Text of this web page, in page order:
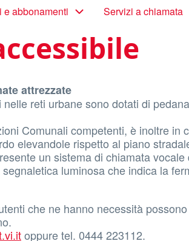
e abbonamenti Servizi a chiamata
attrezzate
reti urbane sono dotati di
Comunali competenti, è inoltre
elevandole rispetto al piano
un sistema di chiamata
luminosa che indica la
che ne hanno necessità
oppure tel. 0444 223112.